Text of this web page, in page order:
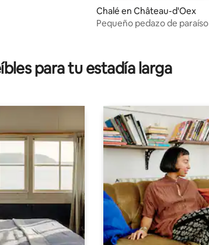
evaluaciones
Chalé en Château-d'Oex
Pequeño pedazo de paraíso
para tu estadía larga